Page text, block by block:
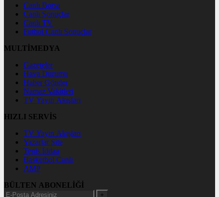
Canlı Borsa
Canlı Sonuçlar
Canlı TV
Futbol Canlı Sonuçlar
MULTİMEDYA
Gazeteler
Hava Durumu
Haber Gönder
Namaz Vakitleri
TV Yayın Akışları
HIZLI SERVİS
TV Yayın Akışları
Yazarlar Site
Tenis İddaa
Basketbol Canlı
AMP
BÜLTEN ABONELİĞİ
+